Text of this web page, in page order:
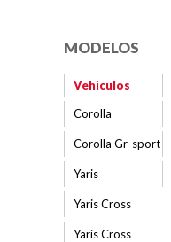
MODELOS
Vehiculos
Corolla
Corolla Gr-sport
Yaris
Yaris Cross
Yaris Cross